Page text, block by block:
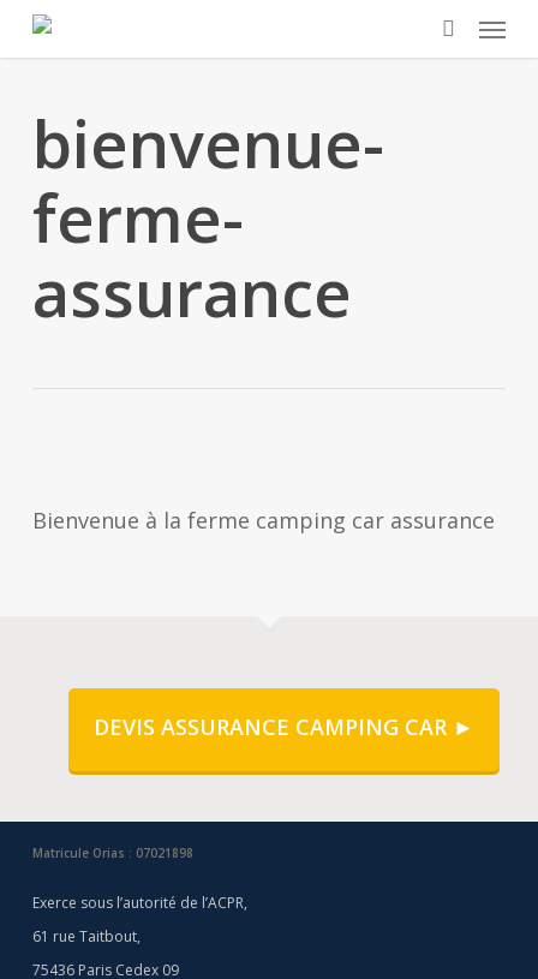
Skip
content
search
Menu
bienvenue-
ferme-
assurance
Bienvenue à la ferme camping car assurance
DEVIS ASSURANCE CAMPING CAR ►
Matricule Orias : 07021898
Exerce sous l’autorité de l’ACPR,
61 rue Taitbout,
75436 Paris Cedex 09